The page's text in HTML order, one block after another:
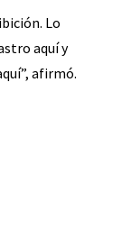
Lo
aquí y
afirmó.